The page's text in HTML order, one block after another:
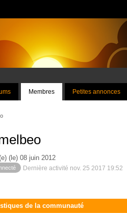
Membres Petites annonces
(le) 08 juin 2012
Dernière activité nov. 25 2017 19:52
de la communauté